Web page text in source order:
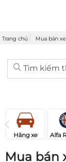
Trang chủ Mua bán xe
Tìm kiếm
Hãng xe Alfa
Mua bán